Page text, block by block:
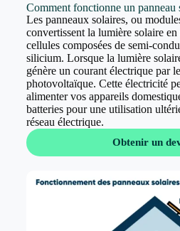
Comment fonctionne un panneau
Les panneaux solaires, ou
convertissent la lumière solaire
cellules composées de semi-
silicium. Lorsque la lumière
génère un courant électrique par
photovoltaïque. Cette électricité
alimenter vos appareils
batteries pour une utilisation
réseau électrique.
Obtenir un